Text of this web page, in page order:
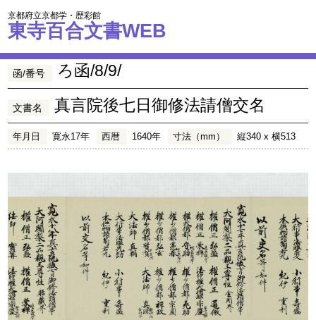
京都府立京都学・歴彩館
東寺百合文書WEB
函/番号 ろ函/8/9/
文書名 真言院後七日御修法請僧交名
年月日 寛永17年 西暦 1640年 寸法（mm） 縦340 x 横513